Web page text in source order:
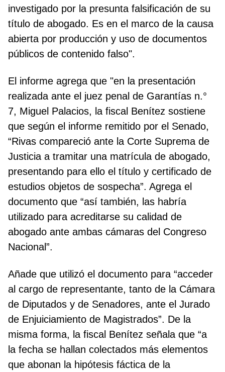
investigado por la presunta falsificación de su
título de abogado. Es en el marco de la causa
abierta por producción y uso de documentos
públicos de contenido falso".
El informe agrega que "en la presentación
realizada ante el juez penal de Garantías n.°
7, Miguel Palacios, la fiscal Benítez sostiene
que según el informe remitido por el Senado,
“Rivas compareció ante la Corte Suprema de
Justicia a tramitar una matrícula de abogado,
presentando para ello el título y certificado de
estudios objetos de sospecha”. Agrega el
documento que “así también, las habría
utilizado para acreditarse su calidad de
abogado ante ambas cámaras del Congreso
Nacional”.
Añade que utilizó el documento para “acceder
al cargo de representante, tanto de la Cámara
de Diputados y de Senadores, ante el Jurado
de Enjuiciamiento de Magistrados”. De la
misma forma, la fiscal Benítez señala que “a
la fecha se hallan colectados más elementos
que abonan la hipótesis fáctica de la